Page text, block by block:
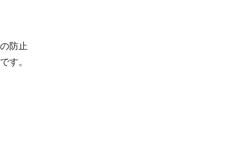
防止
す。